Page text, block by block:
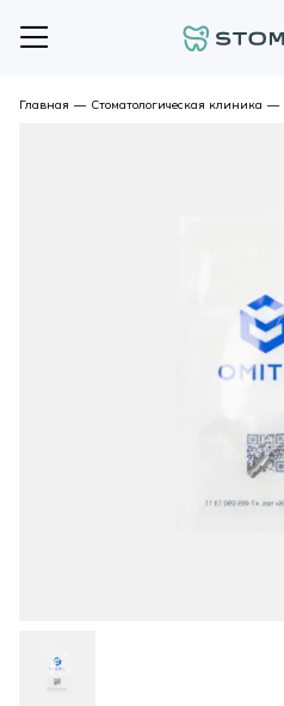
Главная — Стоматологическая клиника —